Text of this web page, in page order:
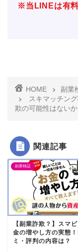
※当LINEは有料
HOME
副業
スキマッチン
欺の可能性はないか
関連記事
副業検証
【副業詐欺？】スマ
金の増やし方の実態！
ミ・評判の内容は？